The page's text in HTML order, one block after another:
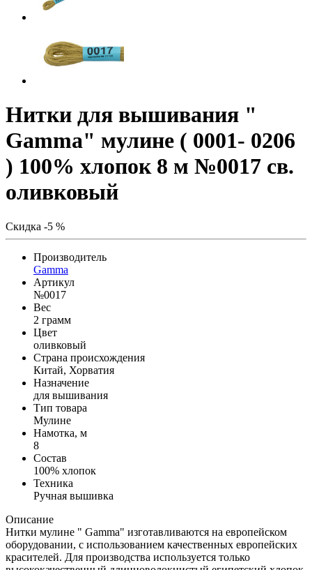
Нитки для вышивания "
Gamma" мулине ( 0001- 0206
) 100% хлопок 8 м №0017 св.
оливковый
Скидка -5 %
Производитель
Gamma
Артикул
№0017
Вес
2 грамм
Цвет
оливковый
Страна происхождения
Китай, Хорватия
Назначение
для вышивания
Тип товара
Мулине
Намотка, м
8
Состав
100% хлопок
Техника
Ручная вышивка
Описание
Нитки мулине " Gamma" изготавливаются на европейском
оборудовании, с использованием качественных европейских
красителей. Для производства используется только